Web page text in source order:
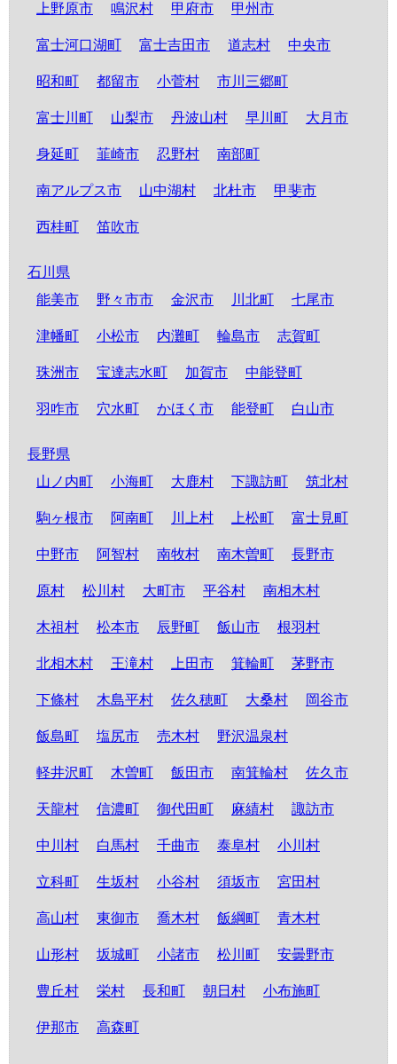
上野原市
鳴沢村 甲府市 甲州市
富士河口湖町 富士吉田市 道志村 中央市
昭和町 都留市 小菅村 市川三郷町
富士川町 山梨市 丹波山村 早川町 大月市
身延町 韮崎市 忍野村 南部町
南アルプス市 山中湖村 北杜市 甲斐市
西桂町 笛吹市
石川県
能美市
野々市市 金沢市 川北町 七尾市
津幡町 小松市 内灘町 輪島市 志賀町
珠洲市 宝達志水町 加賀市 中能登町
羽咋市 穴水町 かほく市 能登町 白山市
長野県
山ノ内町
小海町 大鹿村 下諏訪町 筑北村
駒ヶ根市 阿南町 川上村 上松町 富士見町
中野市 阿智村 南牧村 南木曽町 長野市
原村 松川村 大町市 平谷村 南相木村
木祖村 松本市 辰野町 飯山市 根羽村
北相木村 王滝村 上田市 箕輪町 茅野市
下條村 木島平村 佐久穂町 大桑村 岡谷市
飯島町 塩尻市 売木村 野沢温泉村
軽井沢町 木曽町 飯田市 南箕輪村 佐久市
天龍村 信濃町 御代田町 麻績村 諏訪市
中川村 白馬村 千曲市 泰阜村 小川村
立科町 生坂村 小谷村 須坂市 宮田村
高山村 東御市 喬木村 飯綱町 青木村
山形村 坂城町 小諸市 松川町 安曇野市
豊丘村 栄村 長和町 朝日村 小布施町
伊那市 高森町